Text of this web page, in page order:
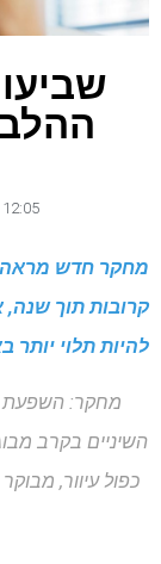
12:05
מחקר חדש מראה
קרובות תוך
להיות תלוי
מחקר: השפעת
השיניים בקרב